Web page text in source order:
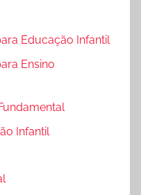
Educação Infantil
Ensino
Infantil